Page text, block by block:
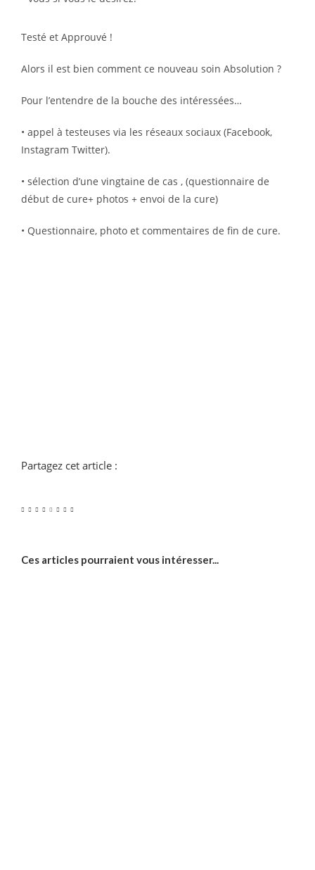
Testé et Approuvé !
Alors il est bien comment ce nouveau soin Absolution ?
Pour l’entendre de la bouche des intéressées…
• appel à testeuses via les réseaux sociaux (Facebook,
Instagram Twitter).
• sélection d’une vingtaine de cas , (questionnaire de
début de cure+ photos + envoi de la cure)
• Questionnaire, photo et commentaires de fin de cure.
Partagez cet article :
Ces articles pourraient vous intéresser...